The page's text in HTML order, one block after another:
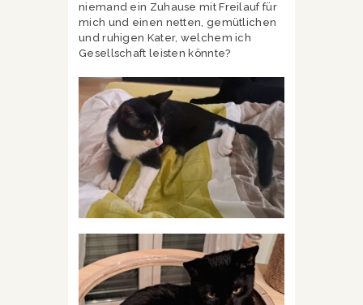
niemand ein Zuhause mit Freilauf für
mich und einen netten, gemütlichen
und ruhigen Kater, welchem ich
Gesellschaft leisten könnte?